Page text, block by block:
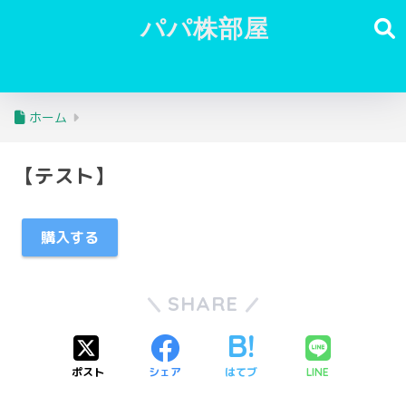
パパ株部屋
ホーム
【テスト】
購入する
SHARE
ポスト シェア はてブ LINE